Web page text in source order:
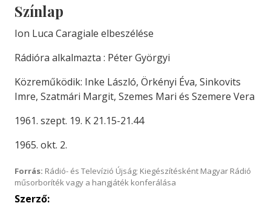
Színlap
Ion Luca Caragiale elbeszélése
Rádióra alkalmazta : Péter Györgyi
Közreműködik: Inke László, Örkényi Éva, Sinkovits
Imre, Szatmári Margit, Szemes Mari és Szemere Vera
1961. szept. 19. K 21.15-21.44
1965. okt. 2.
Forrás: Rádió- és Televízió Újság; Kiegészítésként Magyar Rádió
műsorboríték vagy a hangjáték konferálása
Szerző: